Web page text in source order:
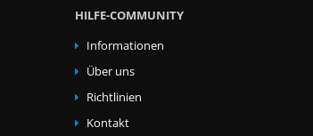
HILFE-COMMUNITY
Informationen
Über uns
Richtlinien
Kontakt